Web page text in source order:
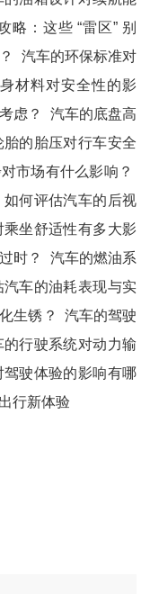
略：这些 “雷区” 别
汽车的环保标准对
材料对安全性的影
虑？
汽车的底盘高
胎的胎压对行车安全
市场有什么影响？
如何评估汽车的后视
坐舒适性有多大影
时？
汽车的燃油系
汽车的油耗表现与实
生锈？
汽车的驾驶
的行驶系统对动力输
驶体验的影响有哪
行新体验